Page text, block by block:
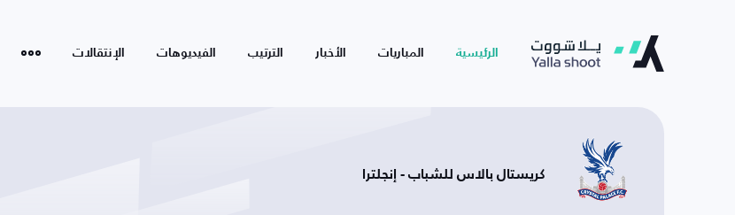
الرئيسية المباريات الأخبار الترتيب الفيديوهات الإنتقالات
كريستال بالاس للشباب - إنجلترا